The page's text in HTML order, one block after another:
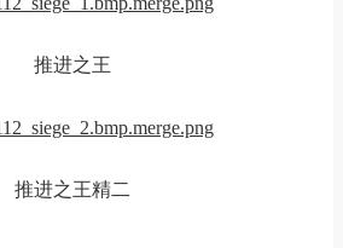
推进之王
推进之王精二